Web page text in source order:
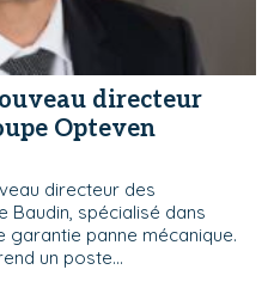
directeur
Opteven
directeur des
spécialisé dans
garantie panne mécanique.
un poste...